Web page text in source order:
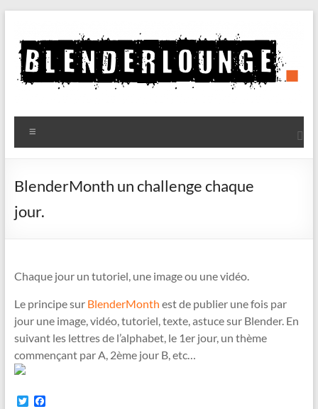
contenu
Blenderlounge
Le
de
sur
BlenderMonth un challenge chaque
jour.
Chaque jour un tutoriel, une image ou une vidéo.
Le principe sur BlenderMonth est de publier une fois par
jour une image, vidéo, tutoriel, texte, astuce sur Blender. En
suivant les lettres de l’alphabet, le 1er jour, un thème
commençant par A, 2ème jour B, etc…
T
F